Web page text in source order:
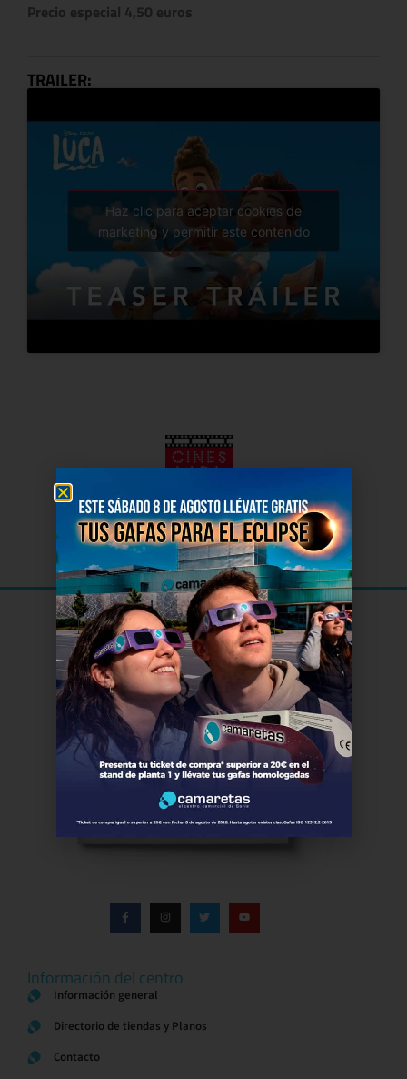
Precio especial 4,50 euros
TRAILER:
Haz clic para aceptar cookies de
marketing y permitir este contenido
El Cinede Soria
Información del centro
Información general
Directorio de tiendas y Planos
Contacto